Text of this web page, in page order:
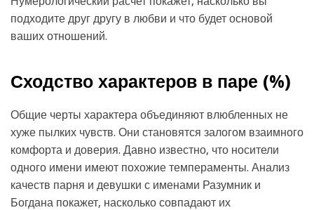
подходите друг другу в любви и что будет основой
ваших отношений.
Сходство характеров в паре (%)
Общие черты характера объединяют влюбленных не
хуже пылких чувств. Они становятся залогом взаимного
комфорта и доверия. Давно известно, что носители
одного имени имеют похожие темпераменты. Анализ
качеств парня и девушки с именами Разумник и
Богдана покажет, насколько совпадают их